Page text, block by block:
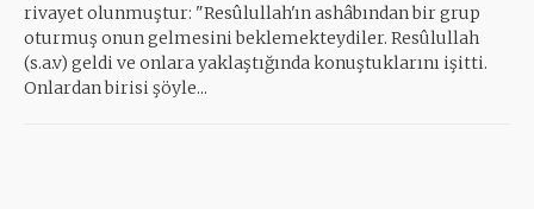
rivayet olunmuştur: "Resûlullah'ın ashâbından bir grup
oturmuş onun gelmesini beklemekteydiler. Resûlullah
(s.a.v) geldi ve onlara yaklaştığında konuştuklarını işitti.
Onlardan birisi şöyle...